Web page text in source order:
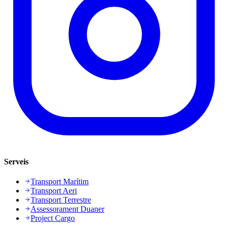
Serveis
Transport Marítim
Transport Aeri
Transport Terrestre
Assessorament Duaner
Project Cargo